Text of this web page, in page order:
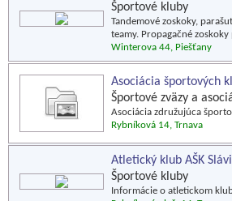
Športové kluby
Tandemové zoskoky,
teamy. Propagačné
Winterova 44, Piešťany
Asociácia športových
Športové zväzy a
Asociácia združujúca
Rybníková 14, Trnava
Atletický klub AŠK
Športové kluby
Informácie o atletickom